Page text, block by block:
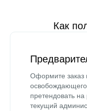
Как
Оформите заказ
претендовать
текущий